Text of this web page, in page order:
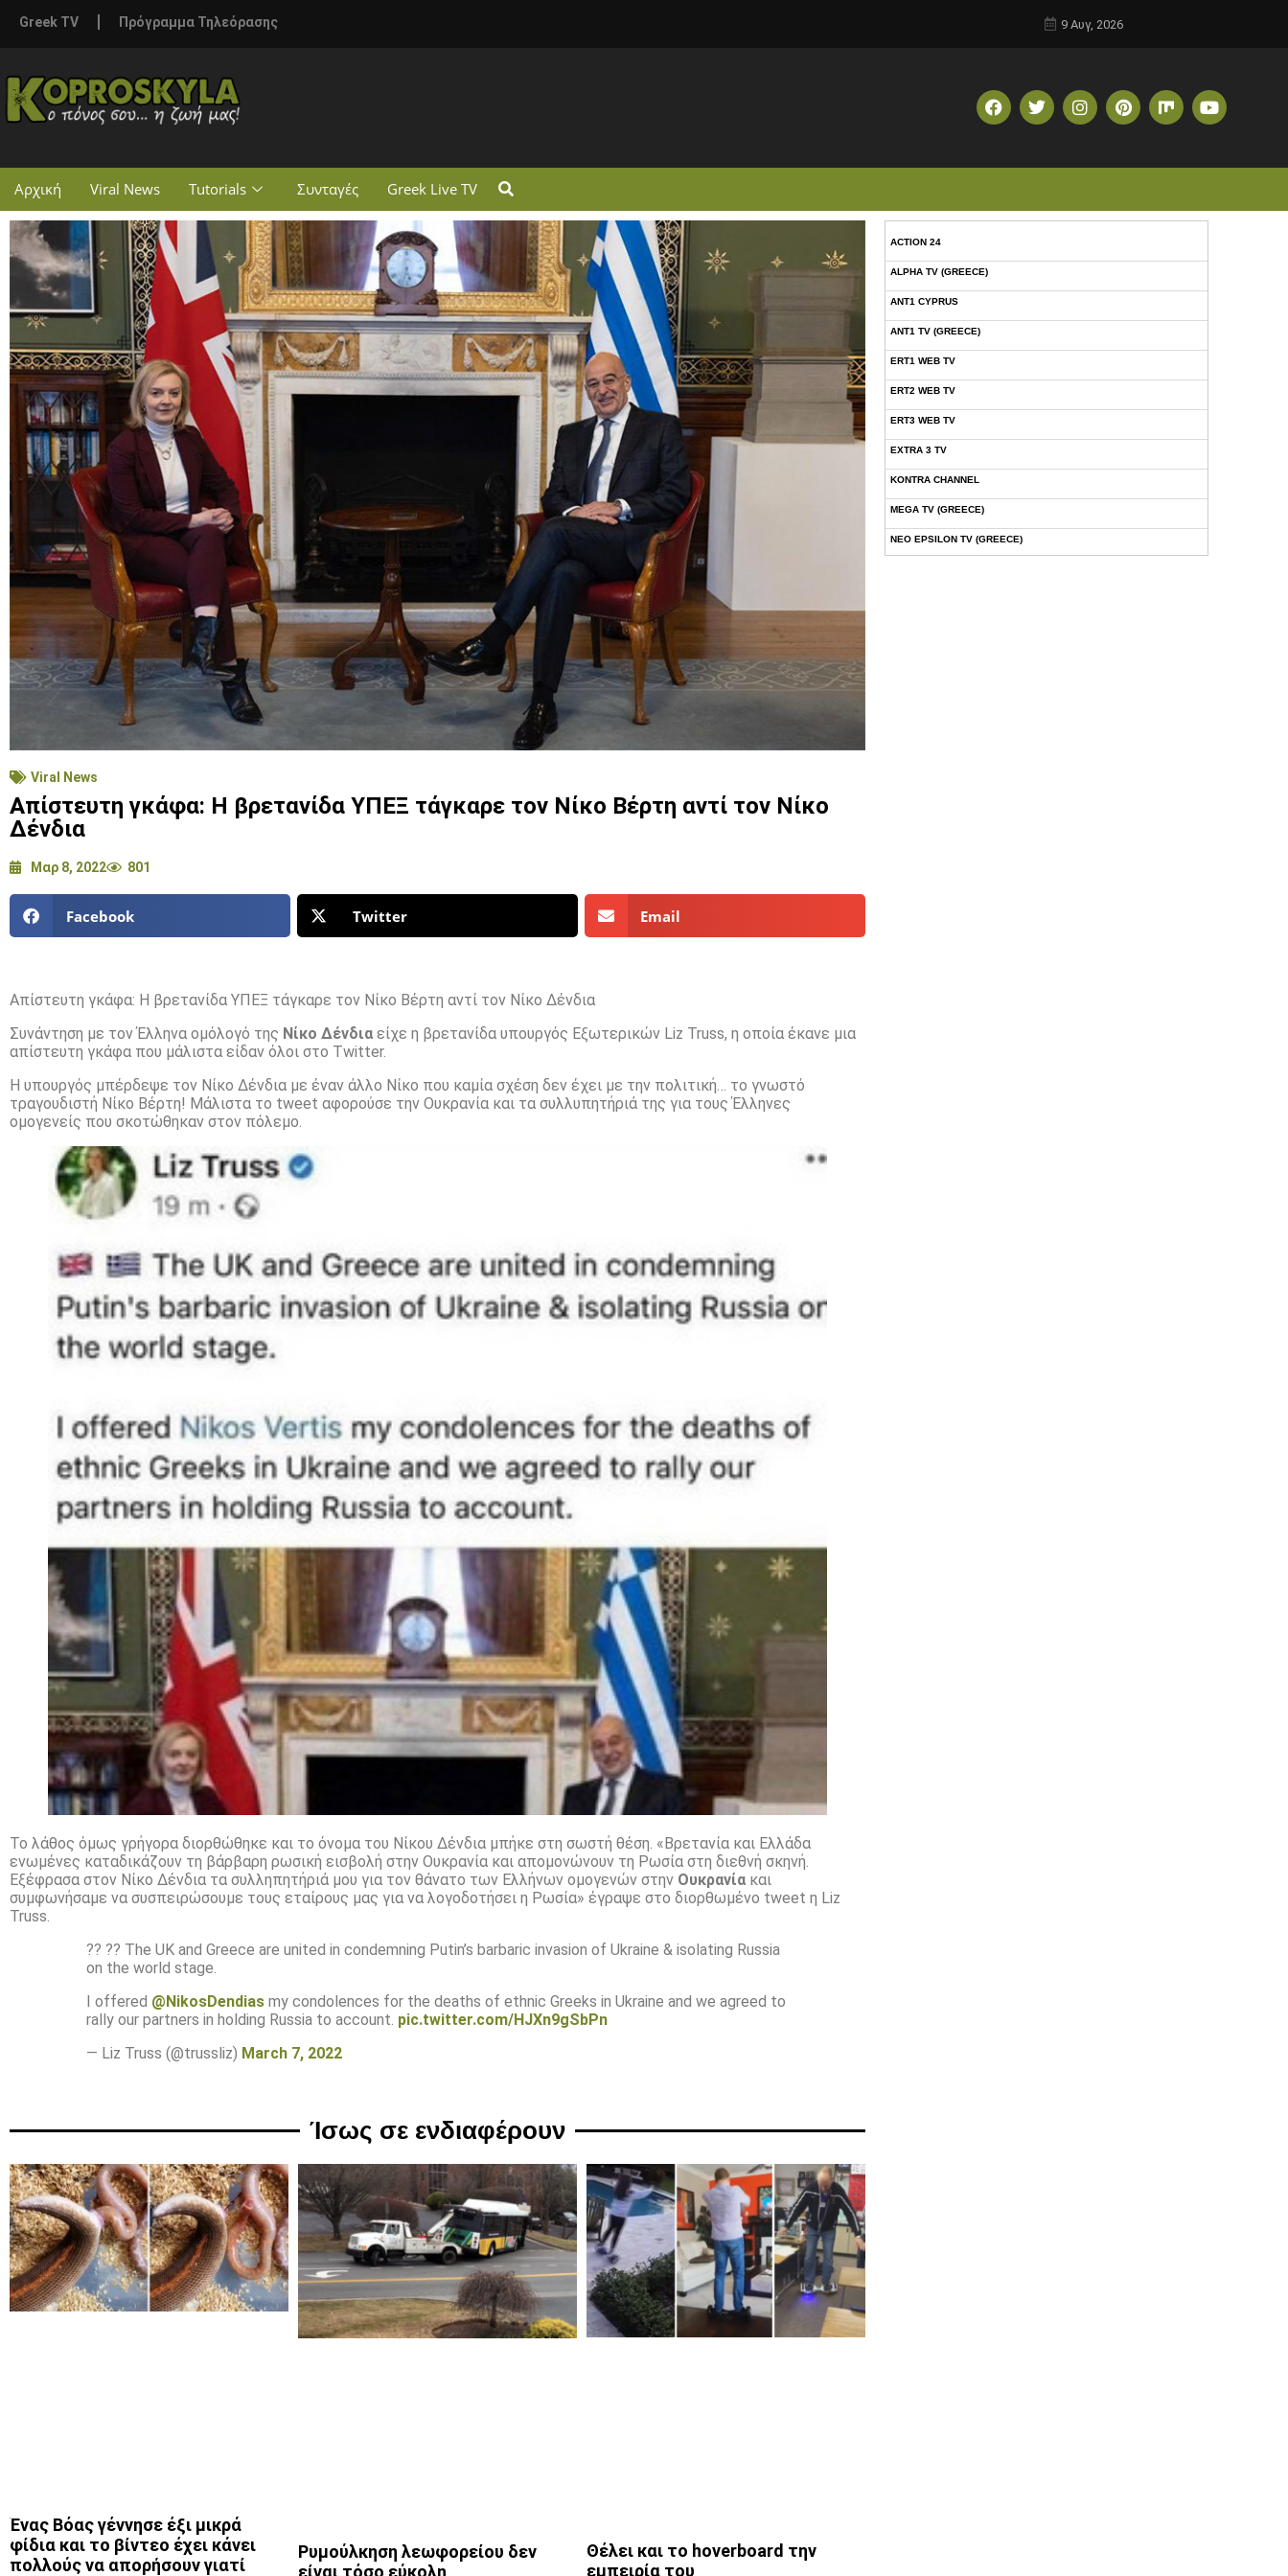
Greek TV Πρόγραμμα Τηλεόρασης 9 Αυγ, 2026
Αρχική Viral News Tutorials Συνταγές Greek Live TV
Viral News
Απίστευτη γκάφα: Η βρετανίδα ΥΠΕΞ τάγκαρε τον Νίκο Βέρτη αντί τον Νίκο
Δένδια
Μαρ 8, 2022 801
Facebook Twitter Email
Απίστευτη γκάφα: Η βρετανίδα ΥΠΕΞ τάγκαρε τον Νίκο Βέρτη αντί τον Νίκο Δένδια
Συνάντηση με τον Έλληνα ομόλογό της Νίκο Δένδια είχε η βρετανίδα υπουργός Εξωτερικών Liz Truss, η οποία έκανε μια
απίστευτη γκάφα που μάλιστα είδαν όλοι στο Twitter.
Η υπουργός μπέρδεψε τον Νίκο Δένδια με έναν άλλο Νίκο που καμία σχέση δεν έχει με την πολιτική… το γνωστό
τραγουδιστή Νίκο Βέρτη! Μάλιστα το tweet αφορούσε την Ουκρανία και τα συλλυπητήριά της για τους Έλληνες
ομογενείς που σκοτώθηκαν στον πόλεμο.
Το λάθος όμως γρήγορα διορθώθηκε και το όνομα του Νίκου Δένδια μπήκε στη σωστή θέση. «Βρετανία και Ελλάδα
ενωμένες καταδικάζουν τη βάρβαρη ρωσική εισβολή στην Ουκρανία και απομονώνουν τη Ρωσία στη διεθνή σκηνή.
Εξέφρασα στον Νίκο Δένδια τα συλληπητήριά μου για τον θάνατο των Ελλήνων ομογενών στην Ουκρανία και
συμφωνήσαμε να συσπειρώσουμε τους εταίρους μας για να λογοδοτήσει η Ρωσία» έγραψε στο διορθωμένο tweet η Liz
Truss.
?? ?? The UK and Greece are united in condemning Putin’s barbaric invasion of Ukraine & isolating Russia
on the world stage.
I offered @NikosDendias my condolences for the deaths of ethnic Greeks in Ukraine and we agreed to
rally our partners in holding Russia to account. pic.twitter.com/HJXn9gSbPn
— Liz Truss (@trussliz) March 7, 2022
Ίσως σε ενδιαφέρουν
Ένας Βόας γέννησε έξι μικρά
φίδια και το βίντεο έχει κάνει
πολλούς να απορήσουν γιατί
Ρυμούλκηση λεωφορείου δεν
είναι τόσο εύκολη
Θέλει και το hoverboard την
εμπειρία του
ACTION 24
ALPHA TV (GREECE)
ANT1 CYPRUS
ANT1 TV (GREECE)
ERT1 WEB TV
ERT2 WEB TV
ERT3 WEB TV
EXTRA 3 TV
KONTRA CHANNEL
MEGA TV (GREECE)
NEO EPSILON TV (GREECE)